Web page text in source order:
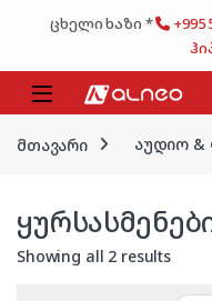
ცხელი ხაზი * +995
მთავარი აუდიო
ყურსასმენები
Showing all 2 results